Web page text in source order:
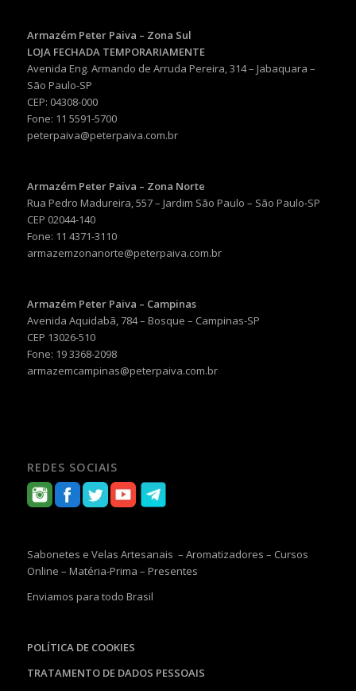
Armazém Peter Paiva – Zona Sul
LOJA FECHADA TEMPORARIAMENTE
Avenida Eng. Armando de Arruda Pereira, 314 – Jabaquara –
São Paulo-SP
CEP: 04308-000
Fone: 11 5591-5700
peterpaiva@peterpaiva.com.br
Armazém Peter Paiva – Zona Norte
Rua Pedro Madureira, 557 – Jardim São Paulo – São Paulo-SP
CEP 02044-140
Fone: 11 4371-3110
armazemzonanorte@peterpaiva.com.br
Armazém Peter Paiva – Campinas
Avenida Aquidabã, 784 – Bosque – Campinas-SP
CEP 13026-510
Fone: 19 3368-2098
armazemcampinas@peterpaiva.com.br
REDES SOCIAIS
Sabonetes e Velas Artesanais – Aromatizadores – Cursos
Online – Matéria-Prima – Presentes
Enviamos para todo Brasil
POLÍTICA DE COOKIES
TRATAMENTO DE DADOS PESSOAIS